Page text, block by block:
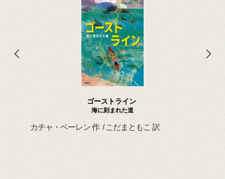
ゴーストライン
海に刻まれた道
カチャ・ベーレン 作 / こだまともこ 訳